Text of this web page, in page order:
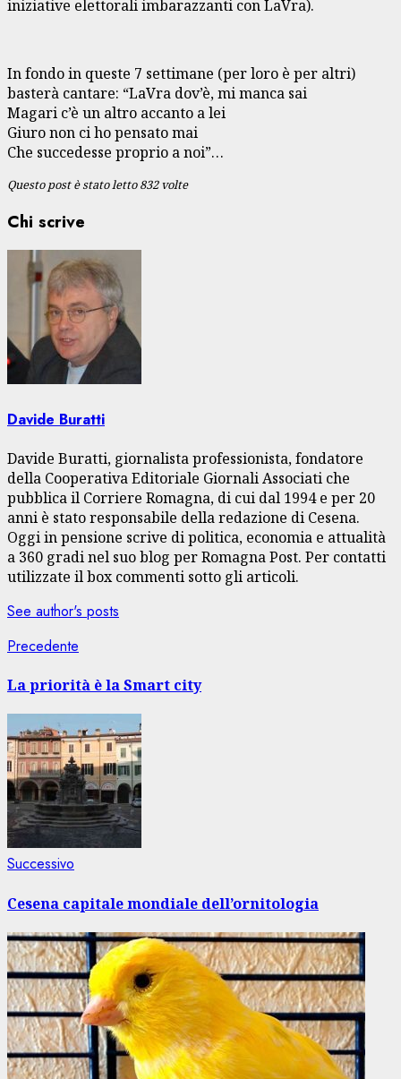
iniziative elettorali imbarazzanti con LaVra).
In fondo in queste 7 settimane (per loro è per altri)
basterà cantare: “LaVra dov’è, mi manca sai
Magari c’è un altro accanto a lei
Giuro non ci ho pensato mai
Che succedesse proprio a noi”…
Questo post è stato letto 832 volte
Chi scrive
Davide Buratti
Davide Buratti, giornalista professionista, fondatore
della Cooperativa Editoriale Giornali Associati che
pubblica il Corriere Romagna, di cui dal 1994 e per 20
anni è stato responsabile della redazione di Cesena.
Oggi in pensione scrive di politica, economia e attualità
a 360 gradi nel suo blog per Romagna Post. Per contatti
utilizzate il box commenti sotto gli articoli.
See author's posts
Navigazione
articolo
Precedente
La priorità è la Smart city
Successivo
Cesena capitale mondiale dell’ornitologia